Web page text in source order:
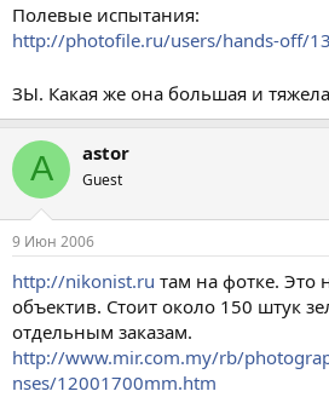
Полевые испытания:
http://photofile.ru/users/hands-off/
ЗЫ. Какая же она большая и
A astor
Guest
9 Июн 2006
http://nikonist.ru там на фотке. Это
объектив. Стоит около 150 штук
отдельным заказам.
http://www.mir.com.my/rb/
nses/12001700mm.htm